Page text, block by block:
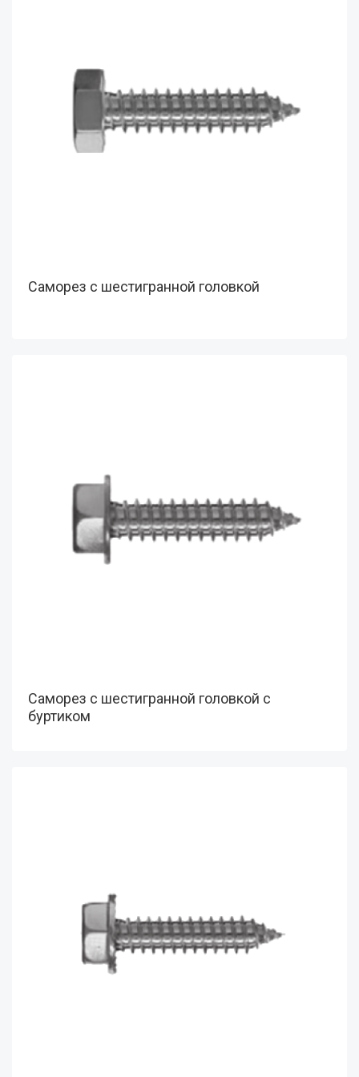
Саморез с шестигранной головкой
Саморез с шестигранной головкой с
буртиком